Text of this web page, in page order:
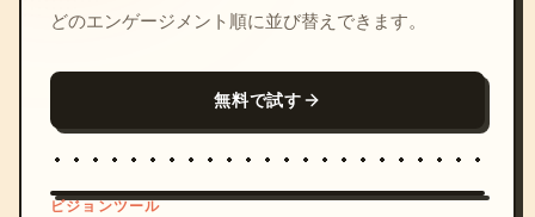
どのエンゲージメント順に並び替えできます。
無料で試す
ビジョンツール